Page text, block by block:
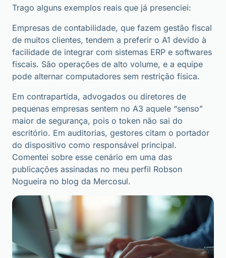
Trago alguns exemplos reais que já presenciei:
Empresas de contabilidade, que fazem gestão fiscal
de muitos clientes, tendem a preferir o A1 devido à
facilidade de integrar com sistemas ERP e softwares
fiscais. São operações de alto volume, e a equipe
pode alternar computadores sem restrição física.
Em contrapartida, advogados ou diretores de
pequenas empresas sentem no A3 aquele “senso”
maior de segurança, pois o token não sai do
escritório. Em auditorias, gestores citam o portador
do dispositivo como responsável principal.
Comentei sobre esse cenário em uma das
publicações assinadas no meu perfil Robson
Nogueira no blog da Mercosul.